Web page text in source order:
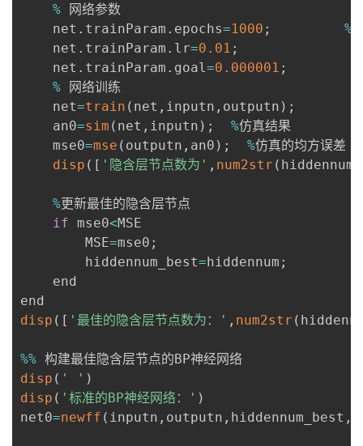
% 网络参数
    net
. trainParam . epochs=1000 ; %
    net
. trainParam . lr=0.01 ;
    net
. trainParam . goal=0.000001 ;
% 网络训练
    net
=train ( net , inputn , outputn ) ;
    an0
=sim ( net , inputn ) ; %仿真结果
    mse0
=mse ( outputn , an0 ) ; %仿真的均方误差
disp ( [ '隐含层节点数为' , num2str ( hiddennum
%更新最佳的隐含层节点
if mse0<MSE
        MSE
=mse0 ;
        hiddennum_best
=hiddennum ;
    end
disp ( [ '最佳的隐含层节点数为：' , num2str (
%%
disp ( ' ' )
disp ( '标准的BP神经网络：' )
net0=newff ( inputn , outputn , hiddennum_best ,